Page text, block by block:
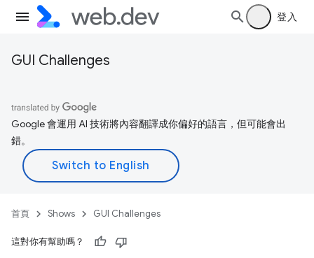
登入
GUI Challenges
Google 會運用 AI 技術將內容翻譯成你偏好的語言，但可能會出
錯。
首頁 Shows GUI Challenges
這對你有幫助嗎？